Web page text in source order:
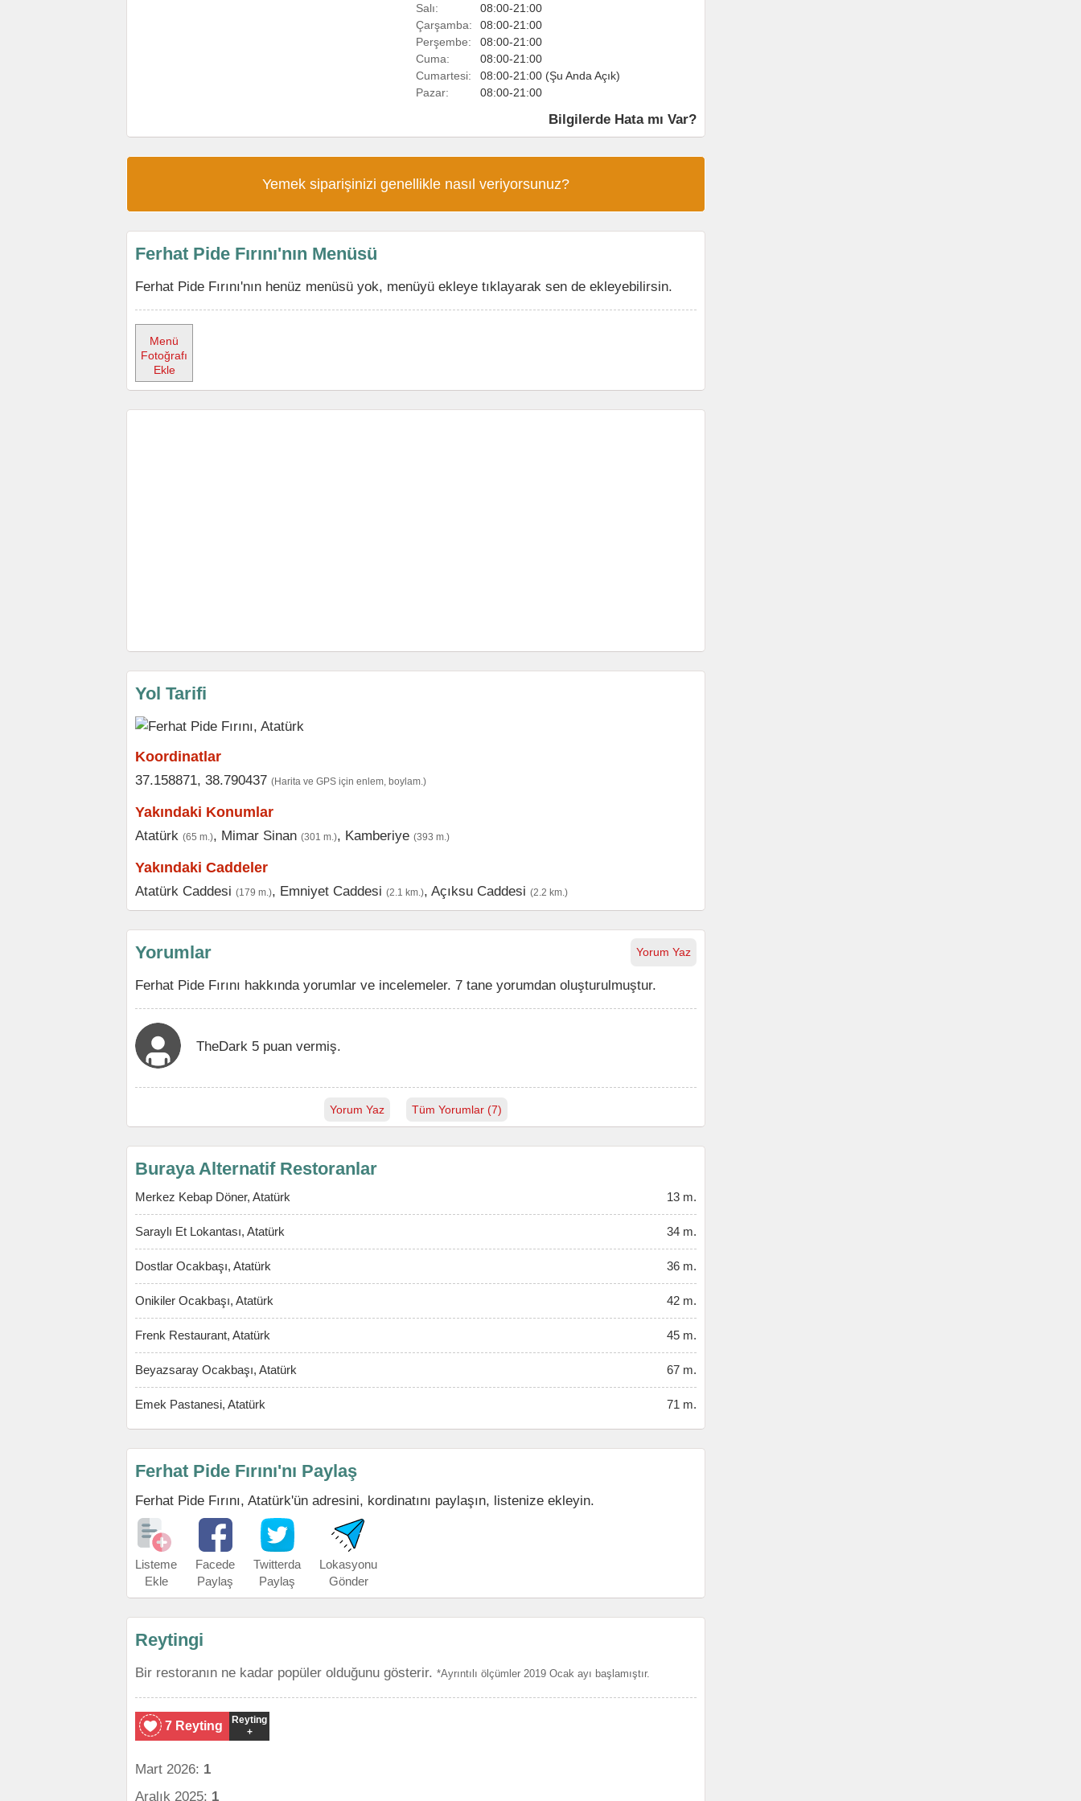
Salı:
08:00-21:00
Çarşamba:
08:00-21:00
Perşembe:
08:00-21:00
Cuma:
08:00-21:00
Cumartesi:
08:00-21:00 (Şu Anda Açık)
Pazar:
08:00-21:00
Bilgilerde Hata mı Var?
Yemek siparişinizi genellikle nasıl veriyorsunuz?
Ferhat Pide Fırını'nın Menüsü
Ferhat Pide Fırını'nın henüz menüsü yok, menüyü ekleye tıklayarak sen de ekleyebilirsin.
Menü
Fotoğrafı
Ekle
Yol Tarifi
Koordinatlar
37.158871, 38.790437 (Harita ve GPS için enlem, boylam.)
Yakındaki Konumlar
Atatürk (65 m.), Mimar Sinan (301 m.), Kamberiye (393 m.)
Yakındaki Caddeler
Atatürk Caddesi (179 m.), Emniyet Caddesi (2.1 km.), Açıksu Caddesi (2.2 km.)
Yorum Yaz
Yorumlar
Ferhat Pide Fırını hakkında yorumlar ve incelemeler. 7 tane yorumdan oluşturulmuştur.
TheDark 5 puan vermiş.
Yorum Yaz Tüm Yorumlar (7)
Buraya Alternatif Restoranlar
Merkez Kebap Döner, Atatürk 13 m.
Saraylı Et Lokantası, Atatürk 34 m.
Dostlar Ocakbaşı, Atatürk 36 m.
Onikiler Ocakbaşı, Atatürk 42 m.
Frenk Restaurant, Atatürk 45 m.
Beyazsaray Ocakbaşı, Atatürk 67 m.
Emek Pastanesi, Atatürk 71 m.
Ferhat Pide Fırını'nı Paylaş
Ferhat Pide Fırını, Atatürk'ün adresini, kordinatını paylaşın, listenize ekleyin.
Listeme
Ekle
Facede
Paylaş
Twitterda
Paylaş
Lokasyonu
Gönder
Reytingi
Bir restoranın ne kadar popüler olduğunu gösterir. *Ayrıntılı ölçümler 2019 Ocak ayı başlamıştır.
7 Reyting
Reyting
+
Mart 2026: 1
Aralık 2025: 1